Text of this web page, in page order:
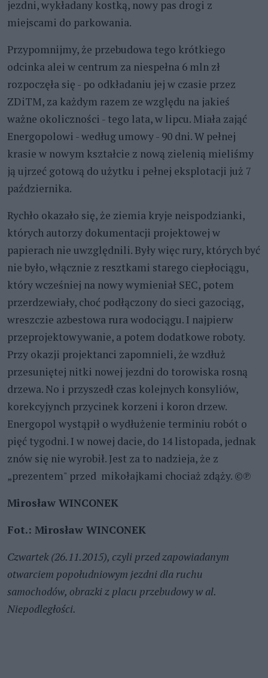
jezdni, wykładany kostką, nowy pas drogi z
miejscami do parkowania.
Przypomnijmy, że przebudowa tego krótkiego
odcinka alei w centrum za niespełna 6 mln zł
rozpoczęła się - po odkładaniu jej w czasie przez
ZDiTM, za każdym razem ze względu na jakieś
ważne okoliczności - tego lata, w lipcu. Miała zająć
Energopolowi - według umowy - 90 dni. W pełnej
krasie w nowym kształcie z nową zielenią mieliśmy
ją ujrzeć gotową do użytku i pełnej eksplotacji już 7
października.
Rychło okazało się, że ziemia kryje neispodzianki,
których autorzy dokumentacji projektowej w
papierach nie uwzględnili. Były więc rury, których być
nie było, włącznie z resztkami starego ciepłociągu,
który wcześniej na nowy wymieniał SEC, potem
przerdzewiały, choć podłączony do sieci gazociąg,
wreszczie azbestowa rura wodociągu. I najpierw
przeprojektowywanie, a potem dodatkowe roboty.
Przy okazji projektanci zapomnieli, że wzdłuż
przesuniętej nitki nowej jezdni do torowiska rosną
drzewa. No i przyszedł czas kolejnych konsyliów,
korekcyjynch przycinek korzeni i koron drzew.
Energopol wystąpił o wydłużenie terminiu robót o
pięć tygodni. I w nowej dacie, do 14 listopada, jednak
znów się nie wyrobił. Jest za to nadzieja, że z
„prezentem" przed mikołajkami chociaż zdąży. ©℗
Mirosław WINCONEK
Fot.: Mirosław WINCONEK
Czwartek (26.11.2015), czyli przed zapowiadanym
otwarciem popołudniowym jezdni dla ruchu
samochodów, obrazki z placu przebudowy w al.
Niepodległości.